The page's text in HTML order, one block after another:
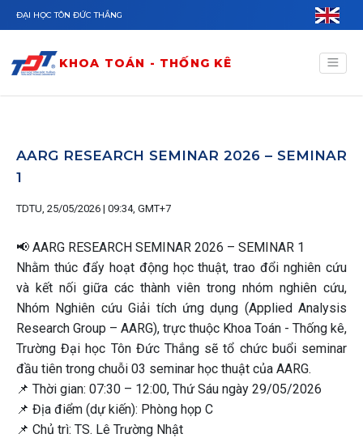
Nhảy đến nội dung
ĐẠI HỌC TÔN ĐỨC THẮNG
KHOA TOÁN - THỐNG KÊ
AARG RESEARCH SEMINAR 2026 – SEMINAR
1
TDTU, 25/05/2026 | 09:34, GMT+7
📢 AARG RESEARCH SEMINAR 2026 – SEMINAR 1
Nhằm thúc đẩy hoạt động học thuật, trao đổi nghiên cứu
và kết nối giữa các thành viên trong nhóm nghiên cứu,
Nhóm Nghiên cứu Giải tích ứng dụng (Applied Analysis
Research Group – AARG), trực thuộc Khoa Toán - Thống kê,
Trường Đại học Tôn Đức Thắng sẽ tổ chức buổi seminar
đầu tiên trong chuỗi 03 seminar học thuật của AARG.
📌 Thời gian: 07:30 – 12:00, Thứ Sáu ngày 29/05/2026
📌 Địa điểm (dự kiến): Phòng họp C
📌 Chủ trì: TS. Lê Trường Nhật